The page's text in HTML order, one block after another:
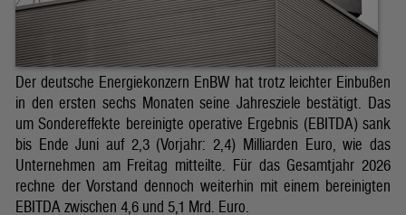
Der deutsche Energiekonzern EnBW hat trotz leichter Einbußen
in den ersten sechs Monaten seine Jahresziele bestätigt. Das
um Sondereffekte bereinigte operative Ergebnis (EBITDA) sank
bis Ende Juni auf 2,3 (Vorjahr: 2,4) Milliarden Euro, wie das
Unternehmen am Freitag mitteilte. Für das Gesamtjahr 2026
rechne der Vorstand dennoch weiterhin mit einem bereinigten
EBITDA zwischen 4,6 und 5,1 Mrd. Euro.